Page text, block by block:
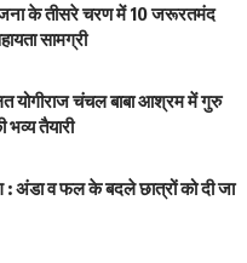
के तीसरे चरण में 10 जरूरतमंद
सामग्री
योगीराज चंचल बाबा आश्रम में गुरु
भव्य तैयारी
: अंडा व फल के बदले छात्रों को दी जा